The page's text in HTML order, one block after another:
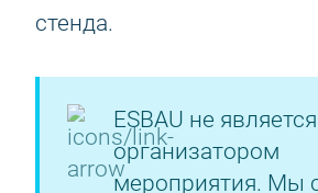
стенда.
ESBAU не является
организатором
мероприятия. Мы